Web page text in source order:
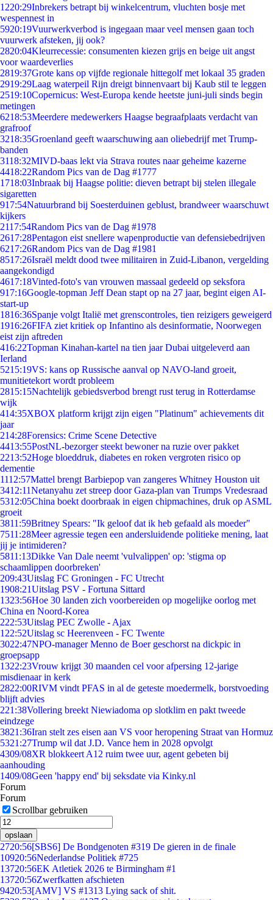
1220:29Inbrekers betrapt bij winkelcentrum, vluchten bosje met
wespennest in
5920:19Vuurwerkverbod is ingegaan maar veel mensen gaan toch
vuurwerk afsteken, jij ook?
2820:04Kleurrecessie: consumenten kiezen grijs en beige uit angst
voor waardeverlies
2819:37Grote kans op vijfde regionale hittegolf met lokaal 35 graden
2919:29Laag waterpeil Rijn dreigt binnenvaart bij Kaub stil te leggen
2519:10Copernicus: West-Europa kende heetste juni-juli sinds begin
metingen
6218:53Meerdere medewerkers Haagse begraafplaats verdacht van
grafroof
3218:35Groenland geeft waarschuwing aan oliebedrijf met Trump-
banden
3118:32MIVD-baas lekt via Strava routes naar geheime kazerne
4418:22Random Pics van de Dag #1777
1718:03Inbraak bij Haagse politie: dieven betrapt bij stelen illegale
sigaretten
917:54Natuurbrand bij Soesterduinen geblust, brandweer waarschuwt
kijkers
2117:54Random Pics van de Dag #1978
2617:28Pentagon eist snellere wapenproductie van defensiebedrijven
6217:26Random Pics van de Dag #1981
8517:26Israël meldt dood twee militairen in Zuid-Libanon, vergelding
aangekondigd
4617:18Vinted-foto's van vrouwen massaal gedeeld op seksfora
917:16Google-topman Jeff Dean stapt op na 27 jaar, begint eigen AI-
start-up
1816:36Spanje volgt Italië met grenscontroles, tien reizigers geweigerd
1916:26FIFA ziet kritiek op Infantino als desinformatie, Noorwegen
eist zijn aftreden
416:22Topman Kinahan-kartel na tien jaar Dubai uitgeleverd aan
Ierland
5215:19VS: kans op Russische aanval op NAVO-land groeit,
munitietekort wordt probleem
2815:15Nachtelijk gebiedsverbod brengt rust terug in Rotterdamse
wijk
414:35XBOX platform krijgt zijn eigen "Platinum" achievements dit
jaar
214:28Forensics: Crime Scene Detective
4413:55PostNL-bezorger steekt bewoner na ruzie over pakket
2213:52Hoge bloeddruk, diabetes en roken vergroten risico op
dementie
1112:57Mattel brengt Barbiepop van zangeres Whitney Houston uit
3412:11Netanyahu zet streep door Gaza-plan van Trumps Vredesraad
5312:05China boekt doorbraak in eigen chipmachines, druk op ASML
groeit
3811:59Britney Spears: "Ik geloof dat ik heb gefaald als moeder"
7511:28Meer agressie tegen een andersluidende politieke mening, laat
jij je intimideren?
5811:13Dikke Van Dale neemt 'vulvalippen' op: 'stigma op
schaamlippen doorbreken'
209:43Uitslag FC Groningen - FC Utrecht
1908:21Uitslag PSV - Fortuna Sittard
1323:56Hoe 30 landen zich voorbereiden op mogelijke oorlog met
China en Noord-Korea
222:53Uitslag PEC Zwolle - Ajax
1 22:52Uitslag sc Heerenveen - FC Twente
3022:47NPO-manager Menno de Boer geschorst na dickpic in
groepsapp
1322:23Vrouw krijgt 30 maanden cel voor afpersing 12-jarige
misdienaar in kerk
2822:00RIVM vindt PFAS in al de geteste moedermelk, borstvoeding
blijft advies
221:38Vollering breekt Niewiadoma op slotklim en pakt tweede
eindzege
3821:36Iran stelt zes eisen aan VS voor heropening Straat van Hormuz
5321:27Trump wil dat J.D. Vance hem in 2028 opvolgt
4309/08XR blokkeert A12 ruim twee uur, agent gebeten bij
aanhouding
1409/08Geen 'happy end' bij seksdate via Kinky.nl
Forum
Forum
Scrollbar gebruiken
opslaan
2720:56[SBS6] De Bondgenoten #319 De gieren in de finale
10920:56Nederlandse Politiek #725
13720:56EK Atletiek 2026 te Birmingham #1
13720:56Zwerfkatten afschieten
9420:53[AMV] VS #1313 Lying sack of shit.